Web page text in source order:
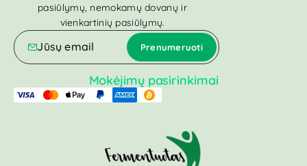
pasiūlymų, nemokamų dovanų ir
vienkartinių pasiūlymų.
Mokėjimų pasirinkimai